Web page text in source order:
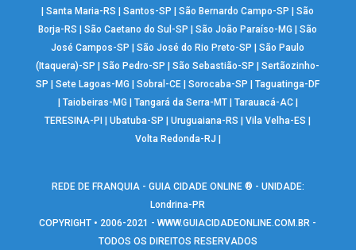
|Santa Maria-RS |Santos-SP |São Bernardo Campo-SP |São
Borja-RS
|São Caetano do Sul-SP |São João Paraíso-MG |São
José Campos-SP
|São José do Rio Preto-SP |São Paulo
(Itaquera)-SP
|São Pedro-SP |São Sebastião-SP |Sertãozinho-
SP
|Sete Lagoas-MG |Sobral-CE |Sorocaba-SP |Taguatinga-DF
Taiobeiras-MG Tangará da Serra-MT| Tarauacá-AC|
TERESINA-PI
|Ubatuba-SP |Uruguaiana-RS |Vila Velha-ES
Volta Redonda-RJ
REDE DE FRANQUIA - GUIA CIDADE ONLINE ® - UNIDADE:
Londrina-PR
COPYRIGHT • 2006-2021 -WWW.GUIACIDADEONLINE.COM.BR -
TODOS OS DIREITOS RESERVADOS